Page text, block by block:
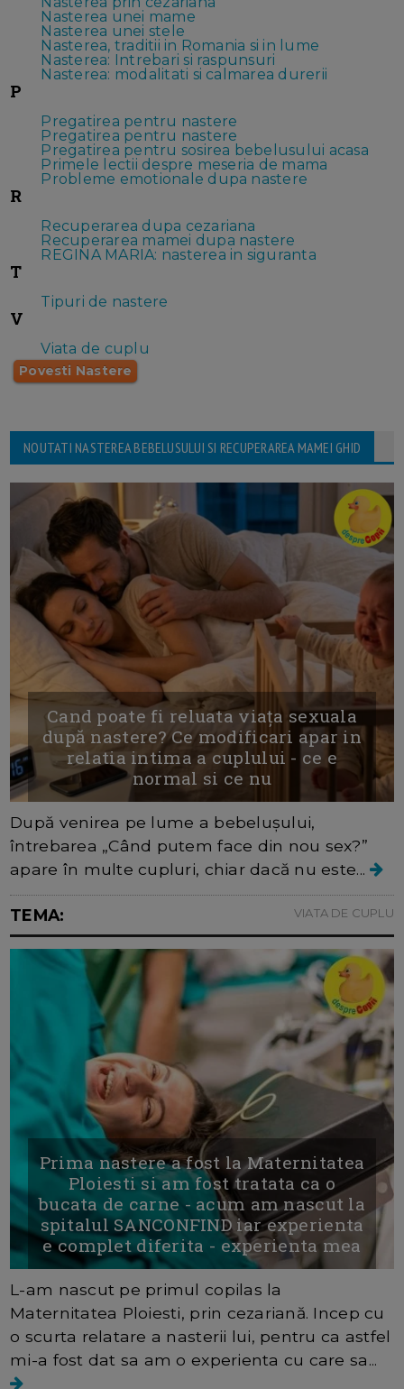
Nasterea unei mame
Nasterea unei stele
Nasterea, traditii in Romania si in lume
Nasterea: Intrebari si raspunsuri
Nasterea: modalitati si calmarea durerii
P
Pregatirea pentru nastere
Pregatirea pentru nastere
Pregatirea pentru sosirea bebelusului acasa
Primele lectii despre meseria de mama
Probleme emotionale dupa nastere
R
Recuperarea dupa cezariana
Recuperarea mamei dupa nastere
REGINA MARIA: nasterea in siguranta
T
Tipuri de nastere
V
Viata de cuplu
Povesti Nastere
NOUTATI NASTEREA BEBELUSULUI SI RECUPERAREA MAMEI GHID
Cand poate fi reluata viața sexuala
după nastere? Ce modificari apar in
relatia intima a cuplului - ce e
normal si ce nu
După venirea pe lume a bebelușului,
întrebarea „Când putem face din nou sex?”
apare în multe cupluri, chiar dacă nu este...
TEMA: VIATA DE CUPLU
Prima nastere a fost la Maternitatea
Ploiesti si am fost tratata ca o
bucata de carne - acum am nascut la
spitalul SANCONFIND iar experienta
e complet diferita - experienta mea
L-am nascut pe primul copilas la
Maternitatea Ploiesti, prin cezariană. Incep cu
o scurta relatare a nasterii lui, pentru ca astfel
mi-a fost dat sa am o experienta cu care sa...